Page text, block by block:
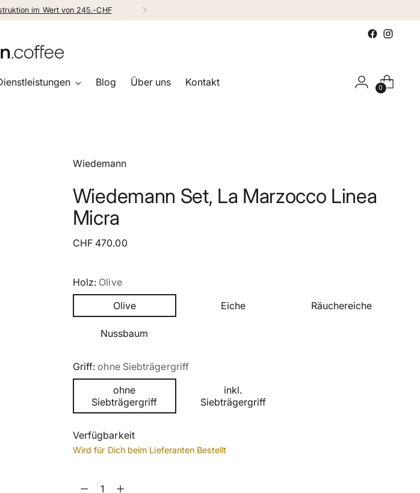
im Wert von 245.-CHF
Blog Über uns Kontakt 0
Wiedemann
Wiedemann Set, La Marzocco Linea
Micra
Regulärer
CHF 470.00
Holz: Olive
Olive
Eiche Räuchereiche
Nussbaum
Griff:ohne Siebträgergriff
ohne
Siebträgergriff
inkl.
Siebträgergriff
Verfügbarkeit
Wird für Dich beim Lieferanten Bestellt
Menge